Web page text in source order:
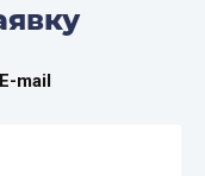
E-mail